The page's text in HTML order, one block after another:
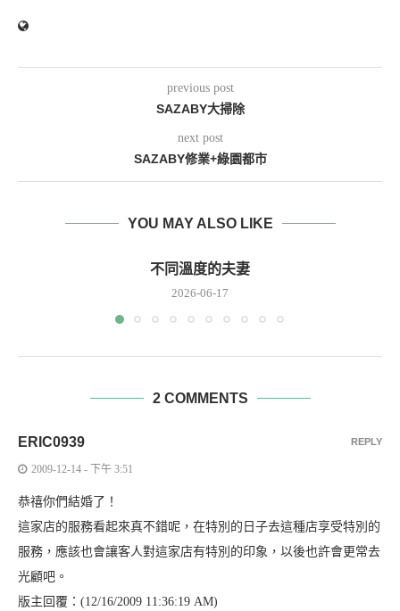
previous post
SAZABY大掃除
next post
SAZABY修業+綠園都市
YOU MAY ALSO LIKE
不同溫度的夫妻
2026-06-17
2 COMMENTS
ERIC0939
2009-12-14 - 下午 3:51
恭禧你們結婚了！
這家店的服務看起來真不錯呢，在特別的日子去這種店享受特別的
服務，應該也會讓客人對這家店有特別的印象，以後也許會更常去
光顧吧。
版主回覆：(12/16/2009 11:36:19 AM)
REPLY